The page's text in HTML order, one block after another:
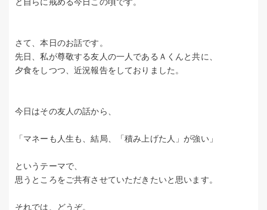
と自らに戒める今日この頃です。
さて、本日のお話です。
先日、私が尊敬する友人の一人であるＡくんと共に、
夕食をしつつ、近況報告をしておりました。
今日はその友人の話から、
「マネーも人生も、結局、「積み上げた人」が強い」
というテーマで、
思うところをご共有させていただきたいと思います。
それでは、どうぞ。